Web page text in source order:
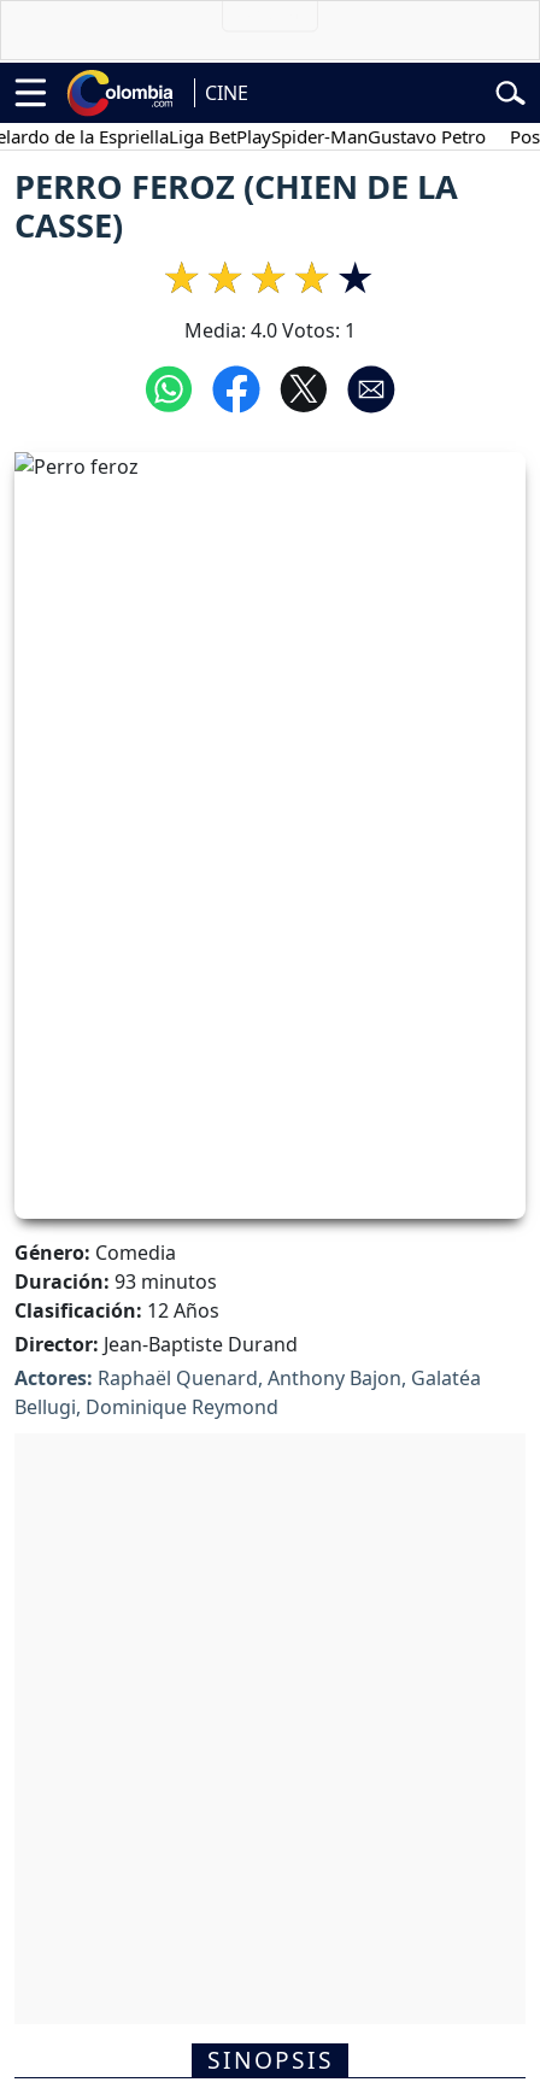
CINE
de la EspriellaLiga BetPlaySpider-ManGustavo Petro
PERRO FEROZ (CHIEN DE LA
CASSE)
Media: 4.0Votos: 1
Género: Comedia
Duración: 93 minutos
Clasificación: 12 Años
Director: Jean-Baptiste Durand
Actores: Raphaël Quenard, Anthony Bajon, Galatéa
Bellugi, Dominique Reymond
SINOPSIS